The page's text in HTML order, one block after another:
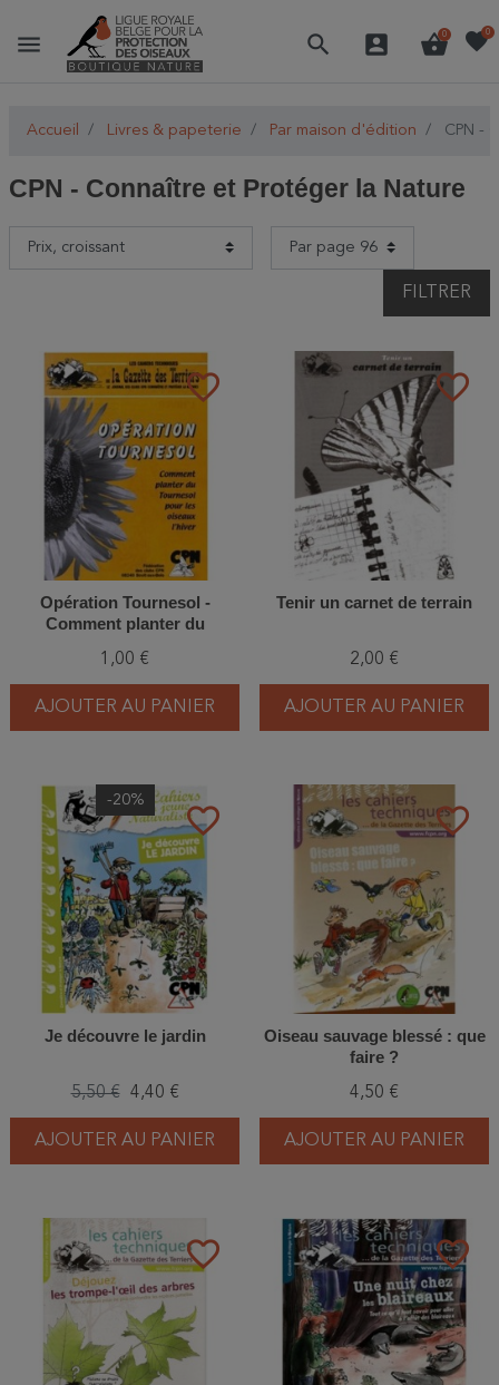
menu search account_box shopping_basket
0 favorite0
Accueil Livres & papeterie Par maison d'édition CPN -
CPN - Connaître et Protéger la Nature
FILTRER
favorite_border
Opération Tournesol -
Comment planter du
l'hiver
1,00 €
AJOUTER AU PANIER
favorite_border
Tenir un carnet de terrain
2,00 €
AJOUTER AU PANIER
favorite_border
-20%
Je découvre le jardin
5,50 € 4,40 €
AJOUTER AU PANIER
favorite_border
Oiseau sauvage blessé : que
faire ?
4,50 €
AJOUTER AU PANIER
favorite_border favorite_border